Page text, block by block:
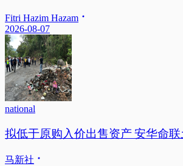
Fitri Hazim Hazam
2026-08-07
national
拟低于原购入价出售资产 安华命
马新社